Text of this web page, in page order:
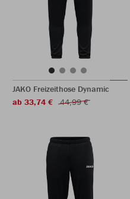
JAKO Freizeithose Dynamic
ab 33,74 €
44,99 €